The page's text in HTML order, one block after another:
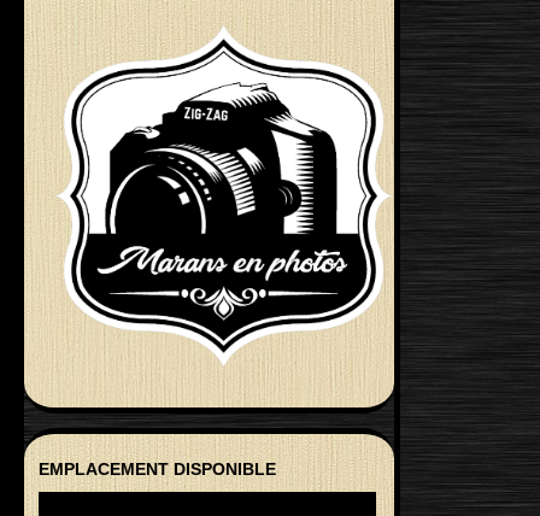
EMPLACEMENT DISPONIBLE